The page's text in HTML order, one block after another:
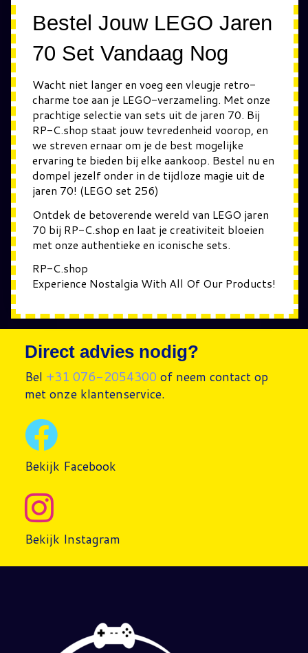
Bestel Jouw LEGO Jaren
70 Set Vandaag Nog
Wacht niet langer en voeg een vleugje retro-
charme toe aan je LEGO-verzameling. Met onze
prachtige selectie van sets uit de jaren 70. Bij
RP-C.shop staat jouw tevredenheid voorop, en
we streven ernaar om je de best mogelijke
ervaring te bieden bij elke aankoop. Bestel nu en
dompel jezelf onder in de tijdloze magie uit de
jaren 70! (LEGO set 256)
Ontdek de betoverende wereld van LEGO jaren
70 bij RP-C.shop en laat je creativiteit bloeien
met onze authentieke en iconische sets.
RP-C.shop
Experience Nostalgia With All Of Our Products!
Direct advies nodig?
Bel +31 076-2054300 of neem contact op
met onze klantenservice.
Bekijk Facebook
Bekijk Instagram